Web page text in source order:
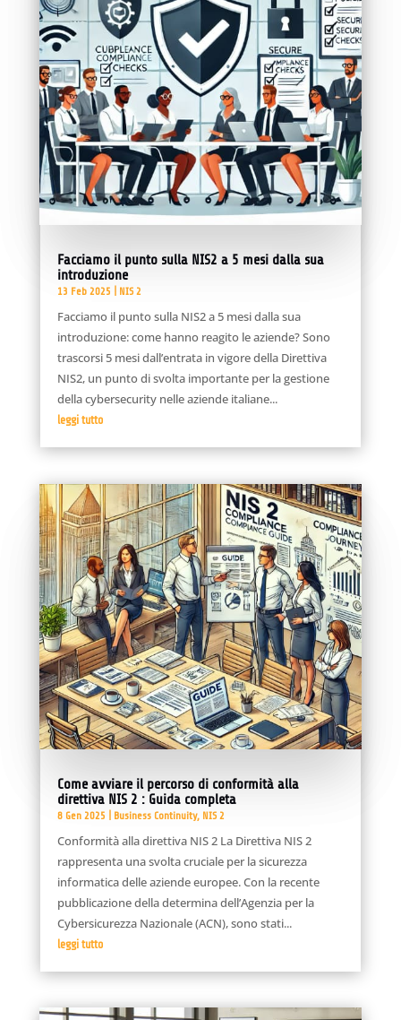
Facciamo il punto sulla NIS2 a 5 mesi dalla sua
introduzione
13 Feb 2025 NIS 2
Facciamo il punto sulla NIS2 a 5 mesi dalla sua
introduzione: come hanno reagito le aziende? Sono
trascorsi 5 mesi dall’entrata in vigore della Direttiva
NIS2, un punto di svolta importante per la gestione
della cybersecurity nelle aziende italiane...
leggi tutto
Come avviare il percorso di conformità alla
direttiva NIS 2 : Guida completa
8 Gen 2025 Business Continuity, NIS 2
Conformità alla direttiva NIS 2 La Direttiva NIS 2
rappresenta una svolta cruciale per la sicurezza
informatica delle aziende europee. Con la recente
pubblicazione della determina dell’Agenzia per la
Cybersicurezza Nazionale (ACN), sono stati...
leggi tutto